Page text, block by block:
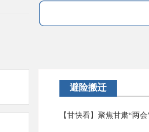
避险搬迁
【甘快看】聚焦甘肃“两